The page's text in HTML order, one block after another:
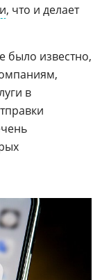
, что и делает
было известно,
в